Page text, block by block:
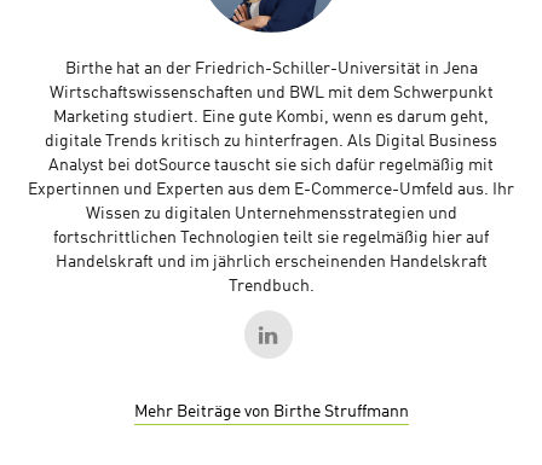
Birthe hat an der Friedrich-Schiller-Universität in Jena
Wirtschaftswissenschaften und BWL mit dem Schwerpunkt
Marketing studiert. Eine gute Kombi, wenn es darum geht,
digitale Trends kritisch zu hinterfragen. Als Digital Business
Analyst bei dotSource tauscht sie sich dafür regelmäßig mit
Expertinnen und Experten aus dem E-Commerce-Umfeld aus. Ihr
Wissen zu digitalen Unternehmensstrategien und
fortschrittlichen Technologien teilt sie regelmäßig hier auf
Handelskraft und im jährlich erscheinenden Handelskraft
Trendbuch.
Mehr Beiträge von Birthe Struffmann